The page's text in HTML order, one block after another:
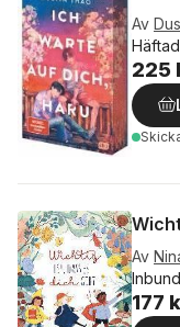
Av
225
Av
177